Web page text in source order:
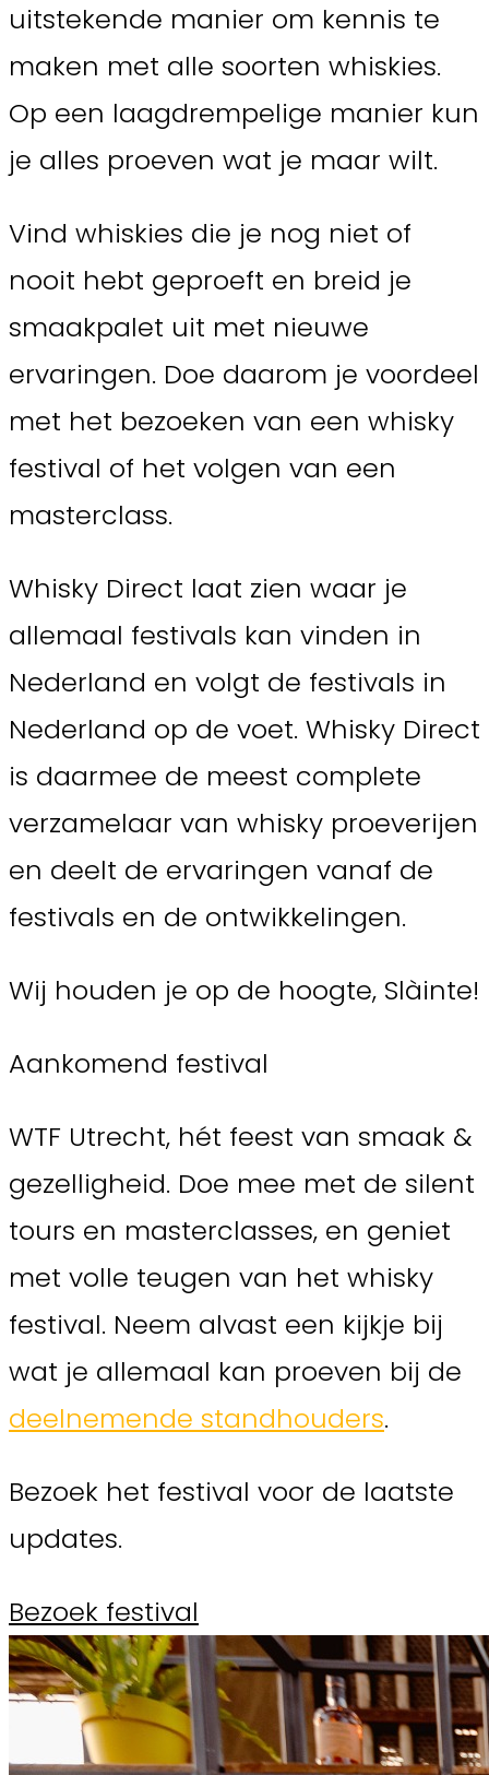
uitstekende manier om kennis te
maken met alle soorten whiskies.
Op een laagdrempelige manier kun
je alles proeven wat je maar wilt.
Vind whiskies die je nog niet of
nooit hebt geproeft en breid je
smaakpalet uit met nieuwe
ervaringen. Doe daarom je voordeel
met het bezoeken van een whisky
festival of het volgen van een
masterclass.
Whisky Direct laat zien waar je
allemaal festivals kan vinden in
Nederland en volgt de festivals in
Nederland op de voet. Whisky Direct
is daarmee de meest complete
verzamelaar van whisky proeverijen
en deelt de ervaringen vanaf de
festivals en de ontwikkelingen.
Wij houden je op de hoogte, Slàinte!
Aankomend festival
WTF Utrecht, hét feest van smaak &
gezelligheid. Doe mee met de silent
tours en masterclasses, en geniet
met volle teugen van het whisky
festival. Neem alvast een kijkje bij
wat je allemaal kan proeven bij de
deelnemende standhouders.
Bezoek het festival voor de laatste
updates.
Bezoek festival